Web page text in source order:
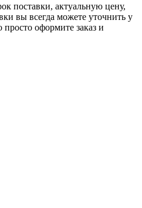
поставки, актуальную цену,
вы всегда можете уточнить у
оформите заказ и